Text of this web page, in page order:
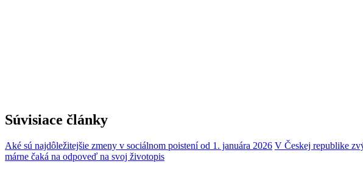
Súvisiace články
Aké sú najdôležitejšie zmeny v sociálnom poistení od 1. januára 2026 V Českej republike
márne čaká na odpoveď na svoj životopis